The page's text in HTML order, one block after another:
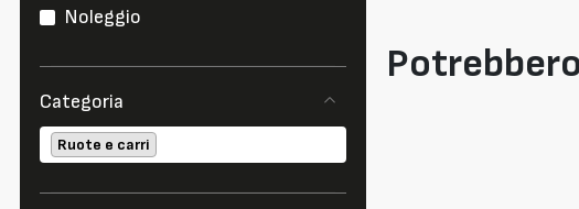
Noleggio
Categoria
Ruote e carri